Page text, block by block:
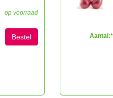
op voorraad
Bestel Aantal:*